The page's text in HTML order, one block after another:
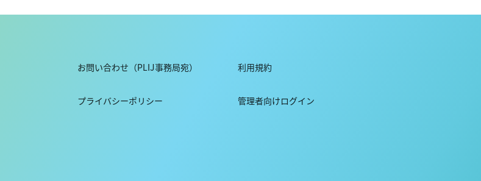
お問い合わせ（PLIJ事務局宛） 利用規約
プライバシーポリシー 管理者向けログイン